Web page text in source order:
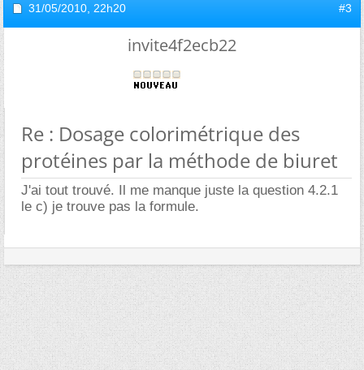
31/05/2010, 22h20 #3
invite4f2ecb22
Re : Dosage colorimétrique des
protéines par la méthode de biuret
J'ai tout trouvé. Il me manque juste la question 4.2.1
le c) je trouve pas la formule.